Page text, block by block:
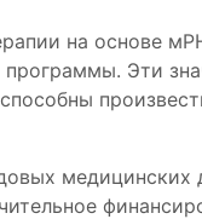
на основе
Эти
медицинских